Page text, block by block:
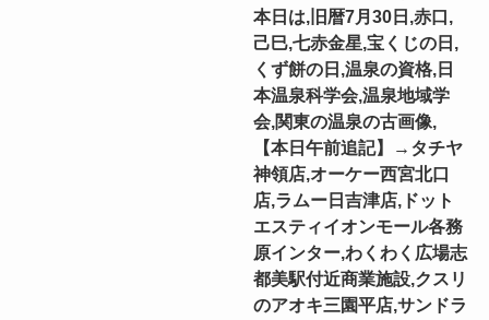
本日は,旧暦7月30日,赤口,
己巳,七赤金星,宝くじの日,
くず餅の日,温泉の資格,日
本温泉科学会,温泉地域学
会,関東の温泉の古画像,
【本日午前追記】→タチヤ
神領店,オーケー西宮北口
店,ラムー日吉津店,ドット
エスティイオンモール各務
原インター,わくわく広場志
都美駅付近商業施設,クスリ
のアオキ三園平店,サンドラ